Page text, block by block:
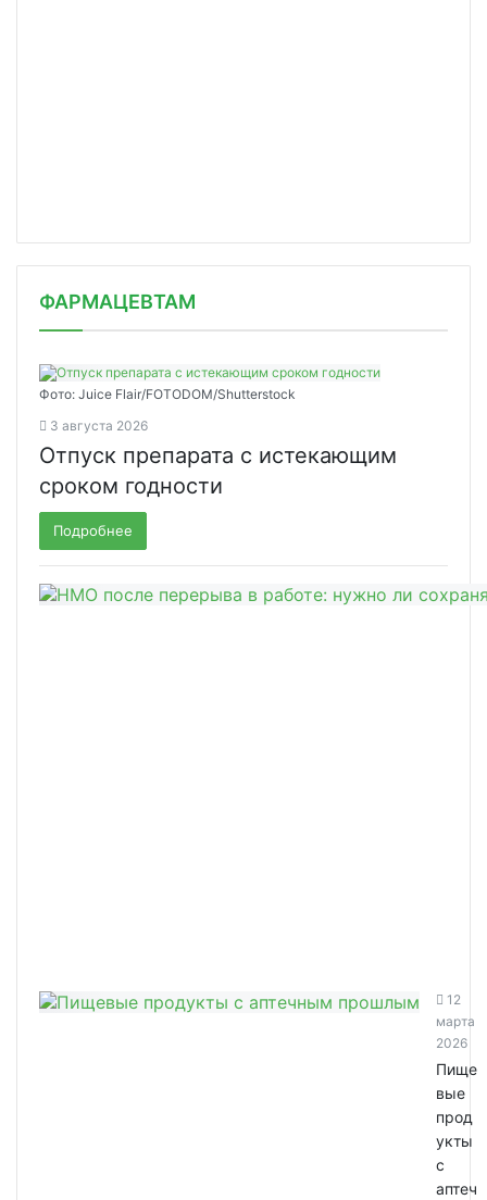
ФАРМАЦЕВТАМ
Фото: Juice Flair/FOTODOM/Shutterstoсk
3 августа 2026
Отпуск препарата с истекающим
сроком годности
Подробнее
12
марта
2026
Пище
вые
прод
укты
с
аптеч